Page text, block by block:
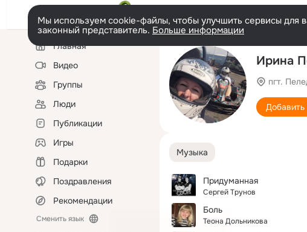
Мы используем cookie-файлы, чтобы улучшить сервисы для
законный представитель. Больше информации
Левая
колонкаГлавная
Видео
Группы
Люди
Публикации
Игры
Подарки
Поздравления
Рекомендации
Сменить язык
Ирина
пгт.
Добавить
Музыка
Придуманная
Сергей Трунов
Боль
Теона Дольникова